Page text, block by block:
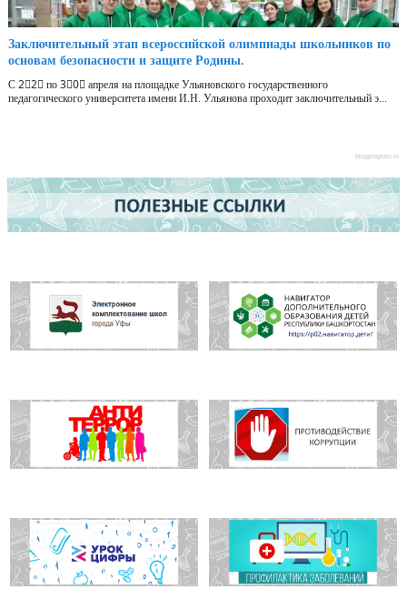
Заключительный этап всероссийской олимпиады школьников по
основам безопасности и защите Родины.
С 2⃣2⃣ по 3⃣0⃣ апреля на площадке Ульяновского государственного
педагогического университета имени И.Н. Ульянова проходит заключительный э...
blogprogram.ru